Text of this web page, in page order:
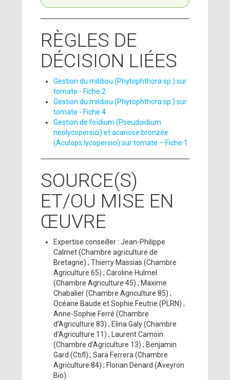
RÈGLES DE
DÉCISION LIÉES
Gestion du mildiou (Phytophthora sp.) sur
tomate - Fiche 2
Gestion du mildiou (Phytophthora sp.) sur
tomate - Fiche 4
Gestion de l’oïdium (Pseudoidium
neolycopersici) et acariose bronzée
(Aculops lycopersici) sur tomate – Fiche 1
SOURCE(S)
ET/OU MISE EN
ŒUVRE
Expertise conseiller : Jean-Philippe
Calmet (Chambre agriculture de
Bretagne) ; Thierry Massias (Chambre
Agriculture 65) ; Caroline Hulmel
(Chambre Agriculture 45) ; Maxime
Chabalier (Chambre Agriculture 85) ;
Océane Baude et Sophie Feutrie (PLRN) ;
Anne-Sophie Ferré (Chambre
d’Agriculture 83) ; Elina Galy (Chambre
d’Agriculture 11) ; Laurent Camoin
(Chambre d’Agriculture 13) ; Benjamin
Gard (Ctifl) ; Sara Ferrera (Chambre
Agriculture 84) ; Florian Denard (Aveyron
Bio)